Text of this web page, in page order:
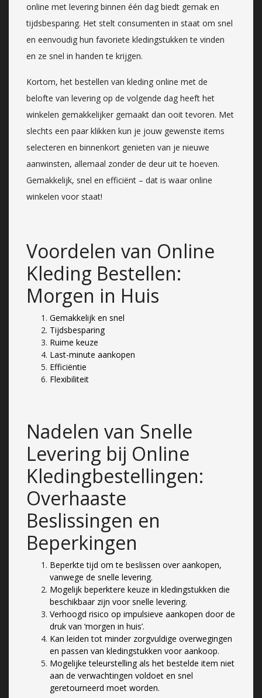
online met levering binnen één dag biedt gemak en
tijdsbesparing. Het stelt consumenten in staat om snel
en eenvoudig hun favoriete kledingstukken te vinden
en ze snel in handen te krijgen.
Kortom, het bestellen van kleding online met de
belofte van levering op de volgende dag heeft het
winkelen gemakkelijker gemaakt dan ooit tevoren. Met
slechts een paar klikken kun je jouw gewenste items
selecteren en binnenkort genieten van je nieuwe
aanwinsten, allemaal zonder de deur uit te hoeven.
Gemakkelijk, snel en efficiënt – dat is waar online
winkelen voor staat!
Voordelen van Online
Kleding Bestellen:
Morgen in Huis
Gemakkelijk en snel
Tijdsbesparing
Ruime keuze
Last-minute aankopen
Efficiëntie
Flexibiliteit
Nadelen van Snelle
Levering bij Online
Kledingbestellingen:
Overhaaste
Beslissingen en
Beperkingen
Beperkte tijd om te beslissen over aankopen,
vanwege de snelle levering.
Mogelijk beperktere keuze in kledingstukken die
beschikbaar zijn voor snelle levering.
Verhoogd risico op impulsieve aankopen door de
druk van ‘morgen in huis’.
Kan leiden tot minder zorgvuldige overwegingen
en passen van kledingstukken voor aankoop.
Mogelijke teleurstelling als het bestelde item niet
aan de verwachtingen voldoet en snel
geretourneerd moet worden.